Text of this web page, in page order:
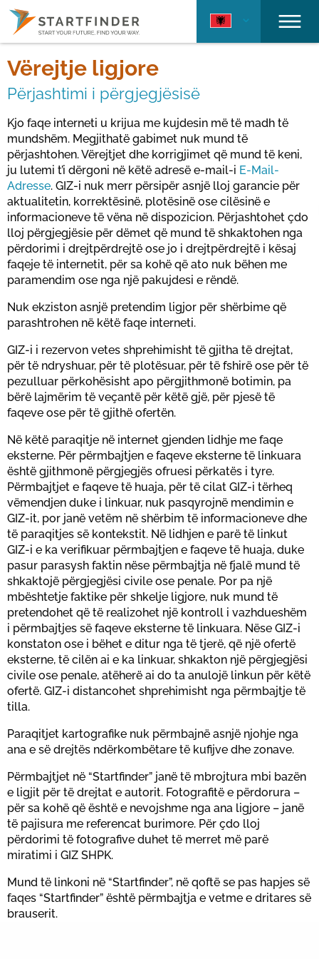
Vërejtje ligjore
Përjashtimi i përgjegjësisë
Kjo faqe interneti u krijua me kujdesin më të madh të
mundshëm. Megjithatë gabimet nuk mund të
përjashtohen. Vërejtjet dhe korrigjimet që mund të keni,
ju lutemi t’i dërgoni në këtë adresë e-mail-i E-Mail-
Adresse. GIZ-i nuk merr përsipër asnjë lloj garancie për
aktualitetin, korrektësinë, plotësinë ose cilësinë e
informacioneve të vëna në dispozicion. Përjashtohet çdo
lloj përgjegjësie për dëmet që mund të shkaktohen nga
përdorimi i drejtpërdrejtë ose jo i drejtpërdrejtë i kësaj
faqeje të internetit, për sa kohë që ato nuk bëhen me
paramendim ose nga një pakujdesi e rëndë.
Nuk ekziston asnjë pretendim ligjor për shërbime që
parashtrohen në këtë faqe interneti.
GIZ-i i rezervon vetes shprehimisht të gjitha të drejtat,
për të ndryshuar, për të plotësuar, për të fshirë ose për të
pezulluar përkohësisht apo përgjithmonë botimin, pa
bërë lajmërim të veçantë për këtë gjë, për pjesë të
faqeve ose për të gjithë ofertën.
Në këtë paraqitje në internet gjenden lidhje me faqe
eksterne. Për përmbajtjen e faqeve eksterne të linkuara
është gjithmonë përgjegjës ofruesi përkatës i tyre.
Përmbajtjet e faqeve të huaja, për të cilat GIZ-i tërheq
vëmendjen duke i linkuar, nuk pasqyrojnë mendimin e
GIZ-it, por janë vetëm në shërbim të informacioneve dhe
të paraqitjes së kontekstit. Në lidhjen e parë të linkut
GIZ-i e ka verifikuar përmbajtjen e faqeve të huaja, duke
pasur parasysh faktin nëse përmbajtja në fjalë mund të
shkaktojë përgjegjësi civile ose penale. Por pa një
mbështetje faktike për shkelje ligjore, nuk mund të
pretendohet që të realizohet një kontroll i vazhdueshëm
i përmbajtjes së faqeve eksterne të linkuara. Nëse GIZ-i
konstaton ose i bëhet e ditur nga të tjerë, që një ofertë
eksterne, të cilën ai e ka linkuar, shkakton një përgjegjësi
civile ose penale, atëherë ai do ta anulojë linkun për këtë
ofertë. GIZ-i distancohet shprehimisht nga përmbajtje të
tilla.
Paraqitjet kartografike nuk përmbajnë asnjë njohje nga
ana e së drejtës ndërkombëtare të kufijve dhe zonave.
Përmbajtjet në “Startfinder” janë të mbrojtura mbi bazën
e ligjit për të drejtat e autorit. Fotografitë e përdorura –
për sa kohë që është e nevojshme nga ana ligjore – janë
të pajisura me referencat burimore. Për çdo lloj
përdorimi të fotografive duhet të merret më parë
miratimi i GIZ SHPK.
Mund të linkoni në “Startfinder”, në qoftë se pas hapjes së
faqes “Startfinder” është përmbajtja e vetme e dritares së
brauserit.